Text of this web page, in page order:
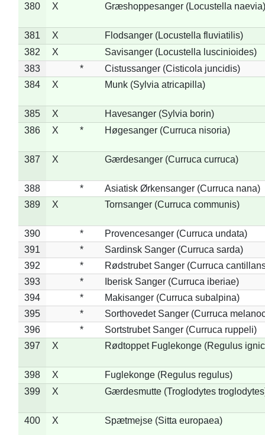
380
X Græshoppesanger (Locustella naevia)
381 X
Flodsanger (Locustella fluviatilis)
382
X
Savisanger (Locustella luscinioides)
383
*
Cistussanger (Cisticola juncidis)
384
X Munk (Sylvia atricapilla)
385 X
Havesanger (Sylvia borin)
386
X * Høgesanger (Curruca nisoria)
387 X Gærdesanger (Curruca curruca)
388 *
Asiatisk Ørkensanger (Curruca nana)
389
X Tornsanger (Curruca communis)
390 *
Provencesanger (Curruca undata)
391
*
Sardinsk Sanger (Curruca sarda)
392
*
Rødstrubet Sanger (Curruca
393
*
Iberisk Sanger (Curruca iberiae)
394
*
Makisanger (Curruca subalpina)
395
*
Sorthovedet Sanger (Curruca
396
*
Sortstrubet Sanger (Curruca ruppeli)
397
X Rødtoppet Fuglekonge (Regulus
398 X
Fuglekonge (Regulus regulus)
399
X Gærdesmutte (Troglodytes
400 X Spætmejse (Sitta europaea)